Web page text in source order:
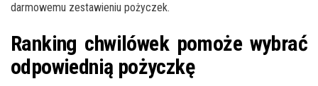
darmowemu zestawieniu pożyczek.
Ranking chwilówek pomoże wybrać
odpowiednią pożyczkę